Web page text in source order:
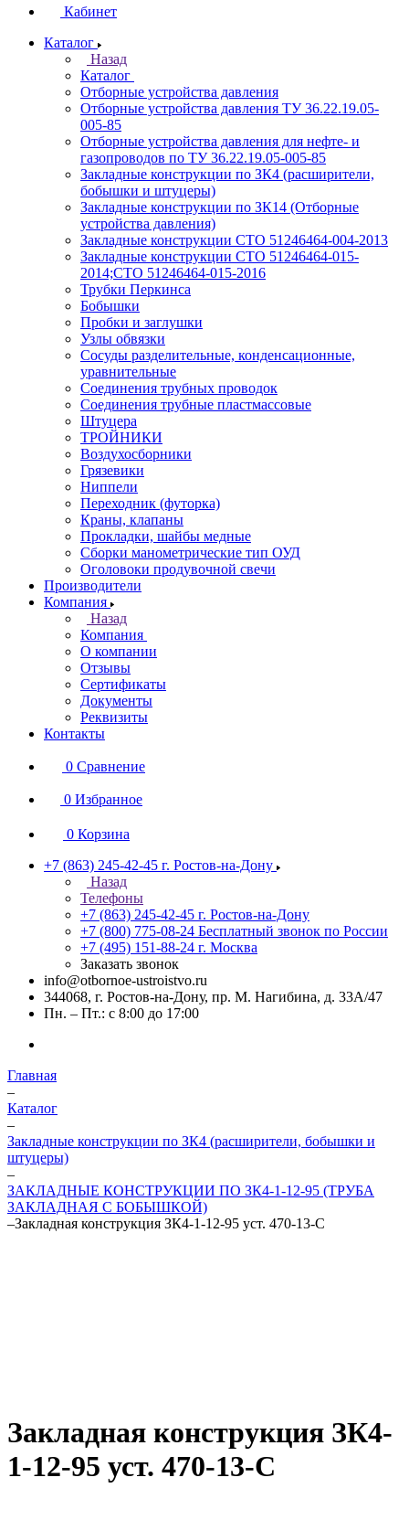
Кабинет
Каталог
Назад
Каталог
Отборные устройства давления
Отборные устройства давления ТУ 36.22.19.05-
005-85
Отборные устройства давления для нефте- и
газопроводов по ТУ 36.22.19.05-005-85
Закладные конструкции по ЗК4 (расширители,
бобышки и штуцеры)
Закладные конструкции по ЗК14 (Отборные
устройства давления)
Закладные конструкции СТО 51246464-004-2013
Закладные конструкции СТО 51246464-015-
2014;СТО 51246464-015-2016
Трубки Перкинса
Бобышки
Пробки и заглушки
Узлы обвязки
Сосуды разделительные, конденсационные,
уравнительные
Соединения трубных проводок
Соединения трубные пластмассовые
Штуцера
ТРОЙНИКИ
Воздухосборники
Грязевики
Ниппели
Переходник (футорка)
Краны, клапаны
Прокладки, шайбы медные
Сборки манометрические тип ОУД
Оголовоки продувочной свечи
Производители
Компания
Назад
Компания
О компании
Отзывы
Сертификаты
Документы
Реквизиты
Контакты
0 Сравнение
0 Избранное
0 Корзина
+7 (863) 245-42-45 г. Ростов-на-Дону
Назад
Телефоны
+7 (863) 245-42-45 г. Ростов-на-Дону
+7 (800) 775-08-24 Бесплатный звонок по России
+7 (495) 151-88-24 г. Москва
Заказать звонок
info@otbornoe-ustroistvo.ru
344068, г. Ростов-на-Дону, пр. М. Нагибина, д. 33А/47
Пн. – Пт.: с 8:00 до 17:00
Главная
–
Каталог
–
Закладные конструкции по ЗК4 (расширители, бобышки и
штуцеры)
–
ЗАКЛАДНЫЕ КОНСТРУКЦИИ ПО ЗК4-1-12-95 (ТРУБА
ЗАКЛАДНАЯ С БОБЫШКОЙ)
–Закладная конструкция ЗК4-1-12-95 уст. 470-13-С
Закладная конструкция ЗК4-
1-12-95 уст. 470-13-С